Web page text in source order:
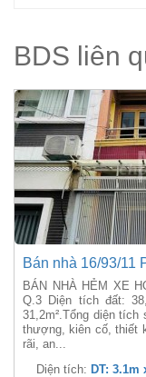
BDS liên
Bán nhà 16/93/11
BÁN NHÀ HẺM XE
Q.3 Diện tích đất:
31,2m².Tổng diện
thượng, kiên cố, thiết
rãi, an...
Diện tích: DT: 3.1m